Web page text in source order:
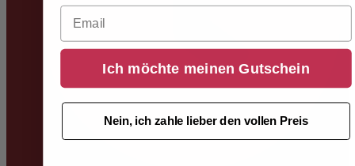
Email
Ich möchte meinen Gutschein
Nein, ich zahle lieber den vollen Preis